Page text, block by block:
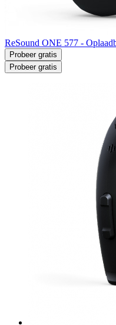
ReSound ONE 577 -
Probeer gratis
Probeer gratis